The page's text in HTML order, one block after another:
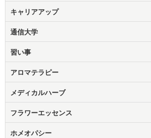
キャリアアップ
通信大学
習い事
アロマテラピー
メディカルハーブ
フラワーエッセンス
ホメオパシー